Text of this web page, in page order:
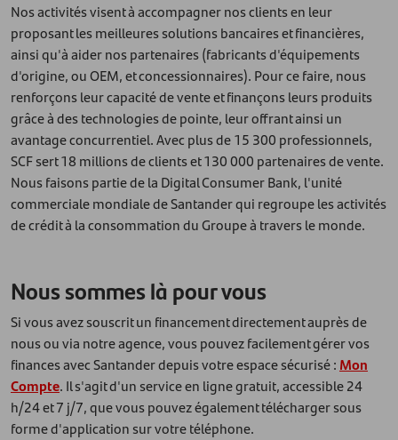
Nos activités visent à accompagner nos clients en leur
proposant les meilleures solutions bancaires et financières,
ainsi qu'à aider nos partenaires (fabricants d'équipements
d'origine, ou OEM, et concessionnaires). Pour ce faire, nous
renforçons leur capacité de vente et finançons leurs produits
grâce à des technologies de pointe, leur offrant ainsi un
avantage concurrentiel. Avec plus de 15 300 professionnels,
SCF sert 18 millions de clients et 130 000 partenaires de vente.
Nous faisons partie de la Digital Consumer Bank, l'unité
commerciale mondiale de Santander qui regroupe les activités
de crédit à la consommation du Groupe à travers le monde.
Nous sommes là pour vous
Si vous avez souscrit un financement directement auprès de
nous ou via notre agence, vous pouvez facilement gérer vos
finances avec Santander depuis votre espace sécurisé : Mon
Compte. Il s'agit d'un service en ligne gratuit, accessible 24
h/24 et 7 j/7, que vous pouvez également télécharger sous
forme d'application sur votre téléphone.